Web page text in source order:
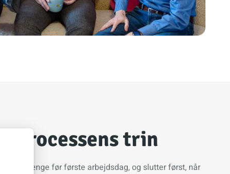
processens trin
starter længe før første arbejdsdag, og slutter først, når